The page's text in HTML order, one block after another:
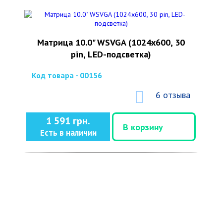
Матрица 10.0" WSVGA (1024x600, 30
pin, LED-подсветка)
Код товара - 00156
6 отзыва
1 591 грн.
Есть в наличии
В корзину